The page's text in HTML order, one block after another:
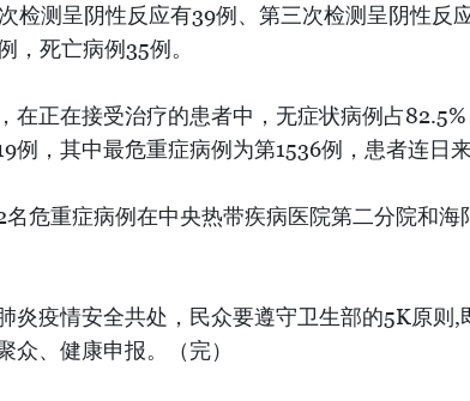
检测呈阴性反应有39例、第三次检测呈阴性反
，死亡病例35例。
在正在接受治疗的患者中，无症状病例占82.5%
例，其中最危重症病例为第1536例，患者连日
名危重症病例在中央热带疾病医院第二分院和海
炎疫情安全共处，民众要遵守卫生部的5K原则,
众、健康申报。（完）